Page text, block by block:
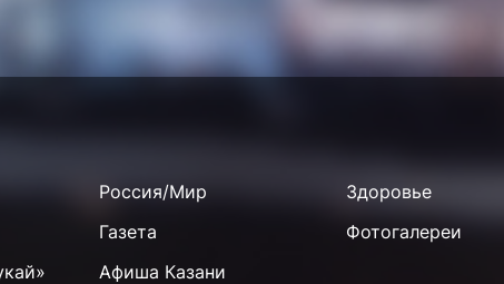
Россия/Мир
Здоровье
Газета
Фотогалереи
Афиша Казани